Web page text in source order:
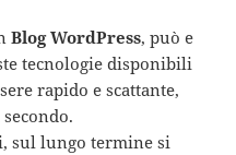
Blog WordPress, può e
tecnologie disponibili
rapido e scattante,
sul lungo termine si